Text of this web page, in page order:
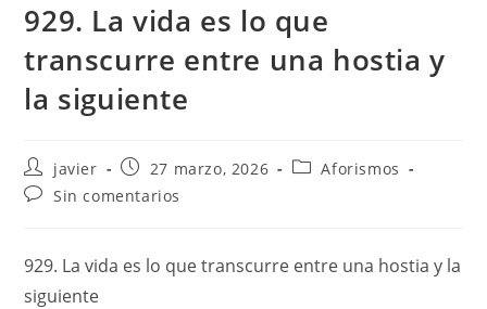
929. La vida es lo que
transcurre entre una hostia y
la siguiente
javier 27 marzo, 2026
Aforismos
Sin comentarios
929. La vida es lo que transcurre entre una hostia y la
siguiente